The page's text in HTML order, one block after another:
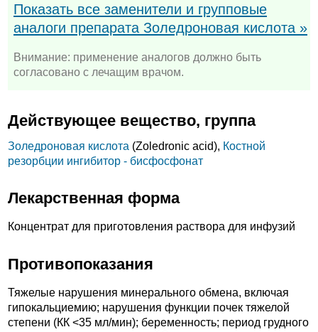
Показать все заменители и групповые
аналоги препарата Золедроновая кислота »
Внимание: применение аналогов должно быть
согласовано с лечащим врачом.
Действующее вещество, группа
Золедроновая кислота (Zoledronic acid), Костной
резорбции ингибитор - бисфосфонат
Лекарственная форма
Концентрат для приготовления раствора для инфузий
Противопоказания
Тяжелые нарушения минерального обмена, включая
гипокальциемию; нарушения функции почек тяжелой
степени (КК <35 мл/мин); беременность; период грудного